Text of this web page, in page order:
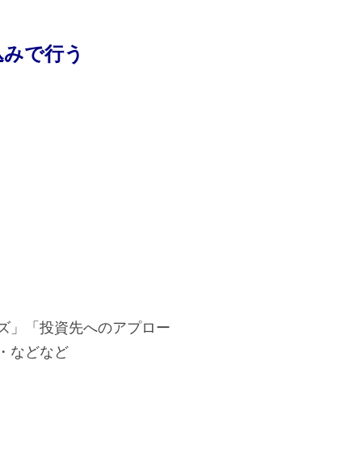
で行う
」「投資先へのアプロー
などなど